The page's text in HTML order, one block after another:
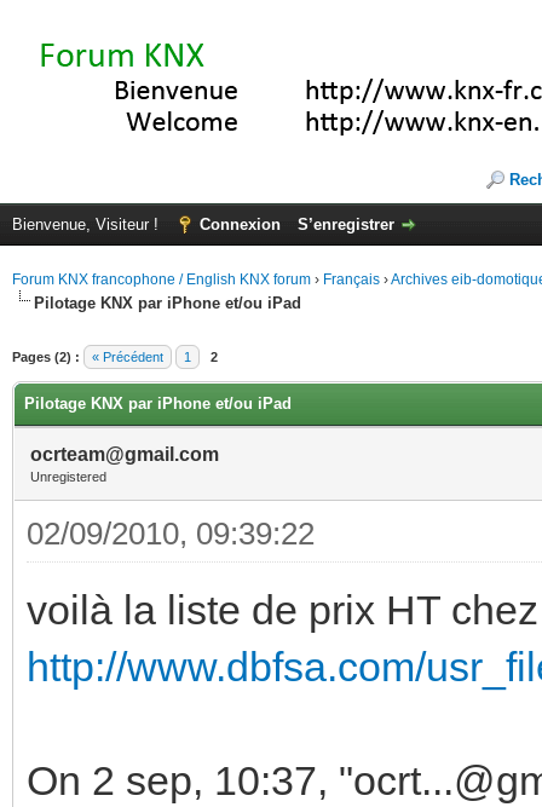
Bienvenue, Visiteur ! Connexion S’enregistrer
Forum KNX francophone / English KNX forum › Français ›Archives eib-
Pilotage KNX par iPhone et/ou iPad
Pages (2) : « Précédent 1 2
Pilotage KNX par iPhone et/ou iPad
ocrteam@gmail.com
Unregistered
02/09/2010, 09:39:22
voilà la liste de prix HT
http://www.dbfsa.com/
On 2 sep, 10:37,